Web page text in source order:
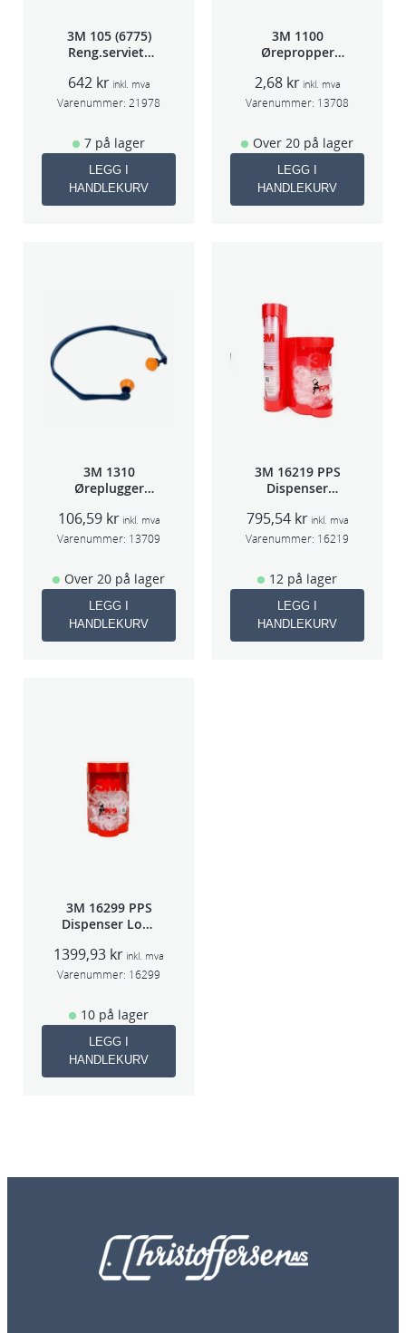
3M 105 (6775)
Reng.serviett
642 kr inkl. mva
Varenummer: 21978
7 på lager
LEGG I
HANDLEKURV
3M 1100
Ørepropper
2,68 kr inkl. mva
Varenummer: 13708
Over 20 på lager
LEGG I
HANDLEKURV
3M 1310
Øreplugger
106,59 kr inkl. mva
Varenummer: 13709
Over 20 på lager
LEGG I
HANDLEKURV
3M 16219 PPS
Dispenser
(Large,Std og
Midi)
795,54 kr inkl. mva
Varenummer: 16219
12 på lager
LEGG I
HANDLEKURV
3M 16299 PPS
Dispenser Lokk
Midi)
1399,93 kr inkl. mva
Varenummer: 16299
10 på lager
LEGG I
HANDLEKURV